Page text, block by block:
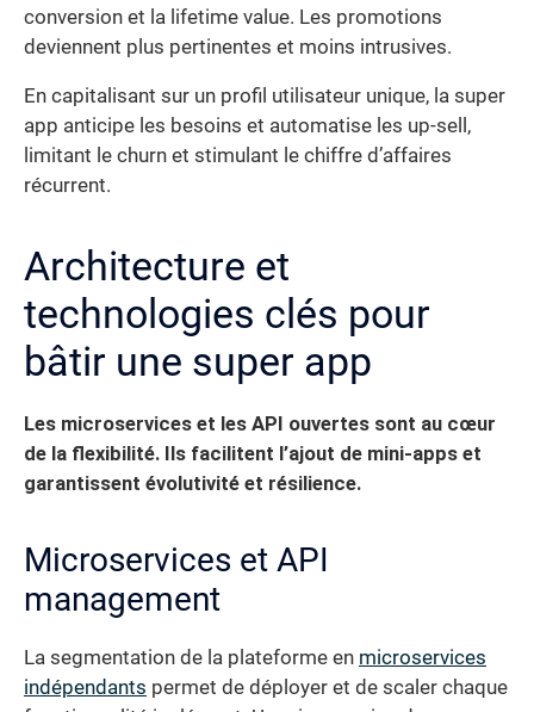
conversion et la lifetime value. Les promotions
deviennent plus pertinentes et moins intrusives.
En capitalisant sur un profil utilisateur unique, la super
app anticipe les besoins et automatise les up-sell,
limitant le churn et stimulant le chiffre d’affaires
récurrent.
Architecture et
technologies clés pour
bâtir une super app
Les microservices et les API ouvertes sont au cœur
de la flexibilité. Ils facilitent l’ajout de mini-apps et
garantissent évolutivité et résilience.
Microservices et API
management
La segmentation de la plateforme en microservices
indépendants permet de déployer et de scaler chaque